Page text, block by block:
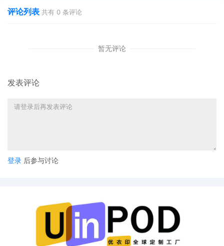
评论列表 共有 0 条评论
暂无评论
发表评论
登录 后参与讨论